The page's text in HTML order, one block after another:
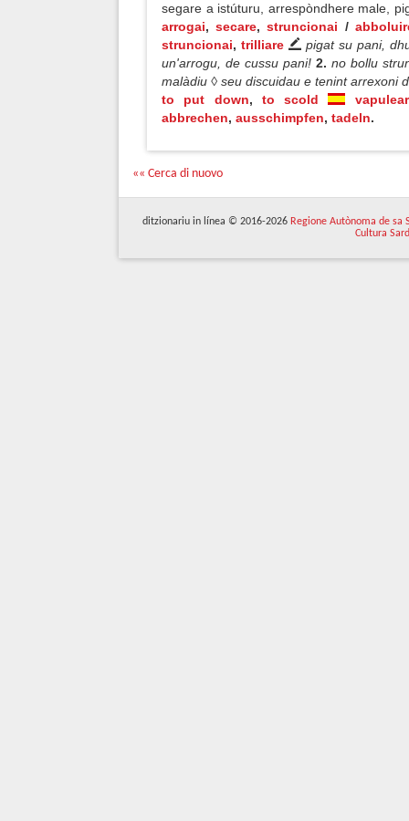
segare a istúturu, arrespòndhere male,
arrogai,secare,struncionai /
struncionai, trilliare
pigat su pani,
un'arrogu, de cussu pani! 2.no bollu
malàdiu ◊ seu discuidau e tenint arrexoni
to put down, to scold vapulear
abbrechen, ausschimpfen, tadeln.
«« Cerca di nuovo
ditzionariu in línea © 2016-2026 Regione Autònoma de sa
Cultura